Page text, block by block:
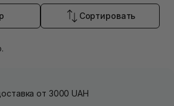
Сортировать
от 3000 UAH